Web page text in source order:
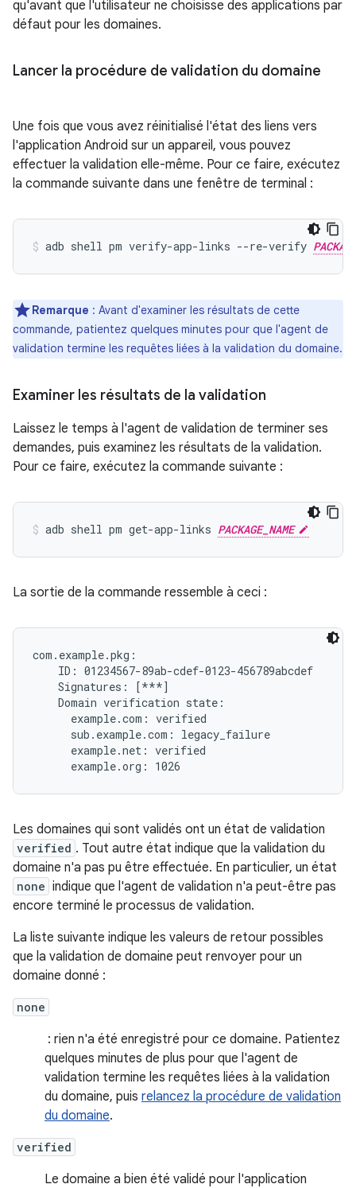
qu'avant que l'utilisateur ne choisisse des applications par
défaut pour les domaines.
Lancer la procédure de validation du domaine
Une fois que vous avez réinitialisé l'état des liens vers
l'application Android sur un appareil, vous pouvez
effectuer la validation elle-même. Pour ce faire, exécutez
la commande suivante dans une fenêtre de terminal :
adb shell pm verify-app-links --re-verify
Remarque : Avant d'examiner les résultats de cette
commande, patientez quelques minutes pour que l'agent de
validation termine les requêtes liées à la validation du domaine.
Examiner les résultats de la validation
Laissez le temps à l'agent de validation de terminer ses
demandes, puis examinez les résultats de la validation.
Pour ce faire, exécutez la commande suivante :
adb shell pm get-app-links PACKAGE_NAME
La sortie de la commande ressemble à ceci :
com.example.pkg:
    ID: 01234567-89ab-cdef-0123-456789abcdef
    Signatures: [***]
    Domain verification state:
      example.com: verified
      sub.example.com: legacy_failure
      example.net: verified
Les domaines qui sont validés ont un état de validation
verified . Tout autre état indique que la validation du
domaine n'a pas pu être effectuée. En particulier, un état
none indique que l'agent de validation n'a peut-être pas
encore terminé le processus de validation.
La liste suivante indique les valeurs de retour possibles
que la validation de domaine peut renvoyer pour un
domaine donné :
none
: rien n'a été enregistré pour ce domaine. Patientez
quelques minutes de plus pour que l'agent de
validation termine les requêtes liées à la validation
du domaine, puis relancez la procédure de validation
du domaine.
verified
Le domaine a bien été validé pour l'application